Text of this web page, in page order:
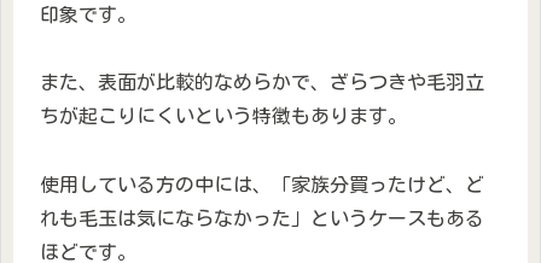
印象です。
また、表面が比較的なめらかで、ざらつきや毛羽立
ちが起こりにくいという特徴もあります。
使用している方の中には、「家族分買ったけど、ど
れも毛玉は気にならなかった」というケースもある
ほどです。